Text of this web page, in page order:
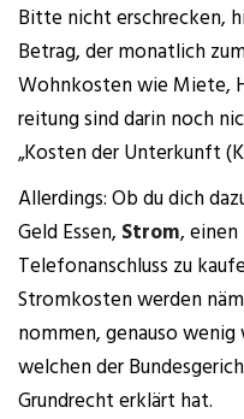
Bit­te nicht erschre­cken,
Betrag, der monat­lich
Wohn­kos­ten wie Mie­te,
rei­tung sind dar­in noch
„Kos­ten der Unter­kunft
Aller­dings: Ob du dich
Geld Essen, Strom,
Tele­fon­an­schluss zu
Strom­kos­ten wer­den
nom­men, genau­so
wel­chen der
Grund­recht erklärt hat.